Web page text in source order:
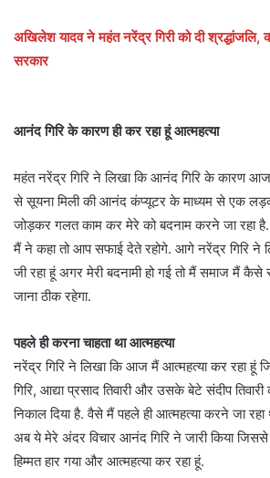
अखिलेश यादव ने महंत नरेंद्र गिरी को दी
सरकार
आनंद गिरि के कारण ही कर रहा हूं आत्महत्या
महंत नरेंद्र गिरि ने लिखा कि आनंद गिरि के कारण आज मैं
से सूयना मिली की आनंद कंप्यूटर के माध्यम से एक
जोड़कर गलत काम कर मेरे को बदनाम करने जा रहा
मैं ने कहा तो आप सफाई देते रहोगे. आगे नरेंद्र गिरि ने
जी रहा हूं अगर मेरी बदनामी हो गई तो मैं समाज मैं
जाना ठीक रहेगा.
पहले ही करना चाहता था आत्महत्या
नरेंद्र गिरि ने लिखा कि आज मैं आत्महत्या कर रहा हूं
गिरि, आद्या प्रसाद तिवारी और उसके बेटे संदीप
निकाल दिया है. वैसे मैं पहले ही आत्महत्या करने जा रहा
अब ये मेरे अंदर विचार आनंद गिरि ने जारी किया
हिम्मत हार गया और आत्महत्या कर रहा हूं.